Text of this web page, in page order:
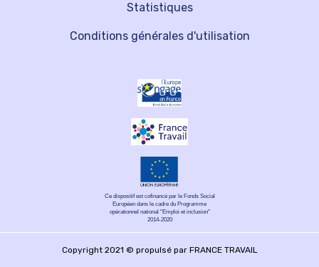
Statistiques
Conditions générales d'utilisation
Ce dispositif est cofinancé par le Fonds Social
Européen dans le cadre du Programme
opérationnel national "Emploi et inclusion"
2014-2020
Copyright 2021 © propulsé par FRANCE TRAVAIL